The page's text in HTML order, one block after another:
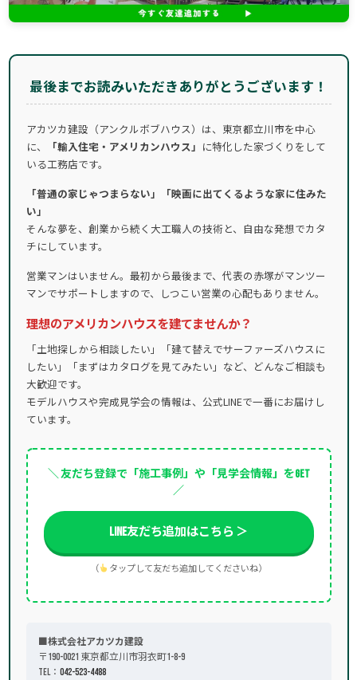
最後までお読みいただきありがとうございます！
アカツカ建設（アンクルボブハウス）は、東京都立川市を中心
に、
「輸入住宅・アメリカンハウス」 に特化した家づくりをして
いる工務店です。
「普通の家じゃつまらない」「映画に出てくるような家に住みた
い」
そんな夢を、創業から続く大工職人の技術と、自由な発想でカタ
チにしています。
営業マンはいません。最初から最後まで、代表の赤塚がマンツー
マンでサポートしますので、しつこい営業の心配もありません。
理想のアメリカンハウスを建てませんか？
「土地探しから相談したい」「建て替えでサーファーズハウスに
したい」「まずはカタログを見てみたい」など、どんなご相談も
大歓迎です。
モデルハウスや完成見学会の情報は、公式LINEで一番にお届けし
ています。
＼ 友だち登録で「施工事例」や「見学会情報」をGET
／
LINE友だち追加はこちら ＞
（ タップして友だち追加してくださいね）
■株式会社アカツカ建設
〒190-0021 東京都立川市羽衣町1-8-9
TEL： 042-523-4488